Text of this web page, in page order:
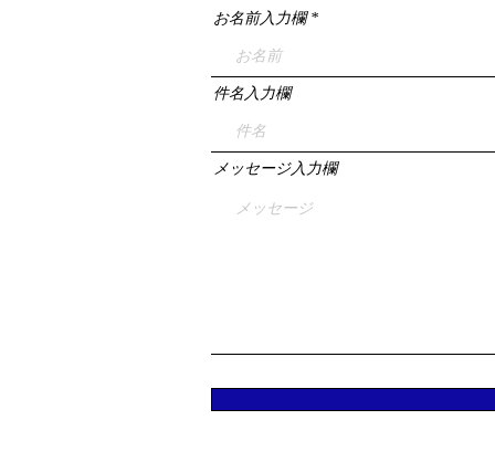
お名前入力欄
件名入力欄
メッセージ入力欄